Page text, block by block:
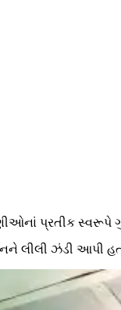
પ્રતીક
લીલી ઝંડી આપી